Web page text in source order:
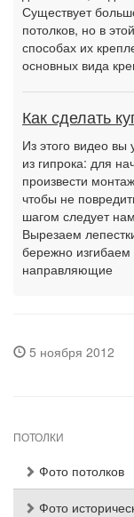
Существует
потолков, но в
способах их
основных вида
Как сделать
Из этого видео вы
из гипрока: для
произвести
чтобы не
шагом следует
Вырезаем
бережно
направляющие
5 ноября 2012
ПОТОЛКИ
Фото потолков
Фото